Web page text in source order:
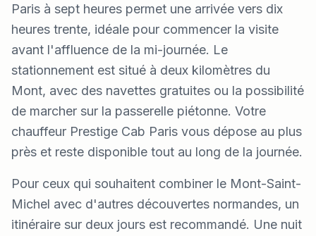
Paris à sept heures permet une arrivée vers dix
heures trente, idéale pour commencer la visite
avant l'affluence de la mi-journée. Le
stationnement est situé à deux kilomètres du
Mont, avec des navettes gratuites ou la possibilité
de marcher sur la passerelle piétonne. Votre
chauffeur Prestige Cab Paris vous dépose au plus
près et reste disponible tout au long de la journée.
Pour ceux qui souhaitent combiner le Mont-Saint-
Michel avec d'autres découvertes normandes, un
itinéraire sur deux jours est recommandé. Une nuit